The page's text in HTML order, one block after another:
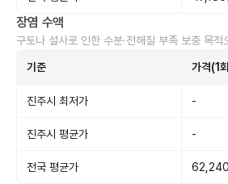
장염 수액
구토나 설사로 인한 수분·전해질 부족 보충 목
기준 가격(1
진주시 최저가 -
진주시 평균가 -
전국 평균가